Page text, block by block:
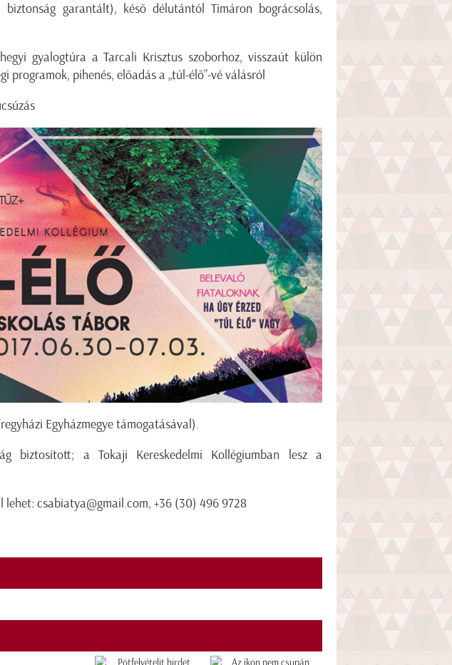
garantált), késő délutántól Timáron bográcsolás,
gyalogtúra a Tarcali Krisztus szoborhoz, visszaút külön
programok, pihenés, előadás a „túl-élő”-vé válásról
Egyházmegye támogatásával).
biztosított; a Tokaji Kereskedelmi Kollégiumban lesz a
lehet: csabiatya@gmail.com, +36 (30) 496 9728